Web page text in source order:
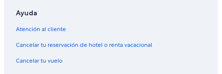
Ayuda
Atención al cliente
Cancelar tu reservación de hotel o renta vacacional
Cancelar tu vuelo